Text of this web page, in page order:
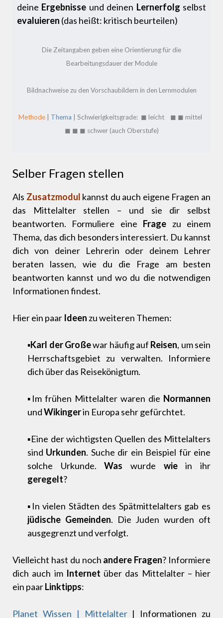
deine Ergebnisse und deinen Lernerfolg selbst
evaluieren (das heißt: kritisch beurteilen)
Die Zeitangaben geben eine Orientierung für die
Bearbeitungsdauer der Module
Bildnachweise zu den Vorschaubildern in den Lernmodulen
Methode Thema | Schwierigkeitsgrade: ◼ leicht ◼ ◼ mittel
◼ ◼ ◼ schwer (auch Oberstufe)
Selber Fragen stellen
Als Zusatzmodul kannst du auch eigene Fragen an
das Mittelalter stellen – und sie dir selbst
beantworten. Formuliere eine Frage zu einem
Thema, das dich besonders interessiert. Du kannst
dich von deiner Lehrerin oder deinem Lehrer
beraten lassen, wie du die Frage am besten
beantworten kannst und wo du die notwendigen
Informationen findest.
Hier ein paar Ideen zu weiteren Themen:
▪Karl der Großewar häufig auf Reisen, um sein
Herrschaftsgebiet zu verwalten. Informiere
dich über das Reisekönigtum.
▪Im frühen Mittelalter waren die Normannen
undWikingerin Europa sehr gefürchtet.
▪Eine der wichtigsten Quellen des Mittelalters
sind Urkunden. Suche dir ein Beispiel für eine
solche Urkunde.Was wurde wiein ihr
geregelt?
▪In vielen Städten des Spätmittelalters gab es
jüdische Gemeinden. Die Juden wurden oft
ausgegrenzt und verfolgt.
Vielleicht hast du noch andere Fragen? Informiere
dich auch im Internet über das Mittelalter – hier
ein paarLinktipps:
Planet Wissen | Mittelalter| Informationen zu